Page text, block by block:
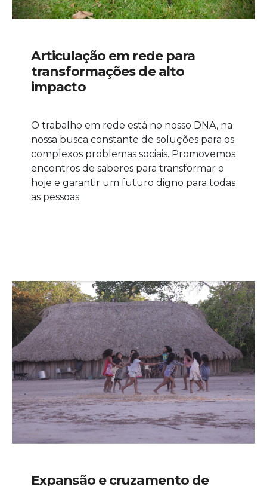
Articulação em rede para
transformações de alto
impacto
O trabalho em rede está no nosso DNA, na
nossa busca constante de soluções para os
complexos problemas sociais. Promovemos
encontros de saberes para transformar o
hoje e garantir um futuro digno para todas
as pessoas.
Expansão e cruzamento de